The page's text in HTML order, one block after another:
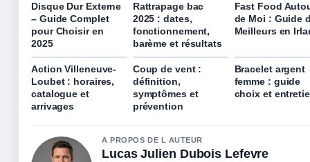
Disque Dur Externe
– Guide Complet
pour Choisir en
2025
Rattrapage bac
2025 : dates,
fonctionnement,
barème et résultats
Fast Food
de Moi : Guide
Meilleurs en
Action Villeneuve-
Loubet : horaires,
catalogue et
arrivages
Coup de vent :
définition,
symptômes et
prévention
Bracelet argent
femme : guide
choix et
A PROPOS DE L AUTEUR
Lucas Julien Dubois Lefevre